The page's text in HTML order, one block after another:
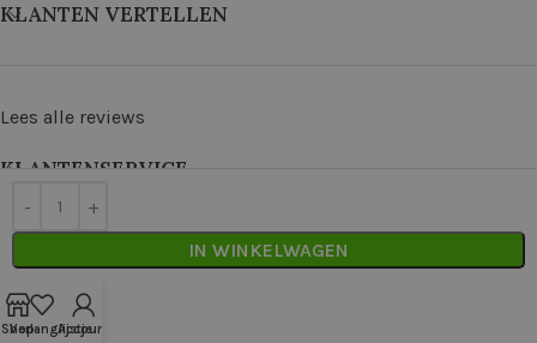
IN WINKELWAGEN
KLANTEN VERTELLEN
Lees alle reviews
KLANTENSERVICE
2026
Shop
Verlanglijstje
Account